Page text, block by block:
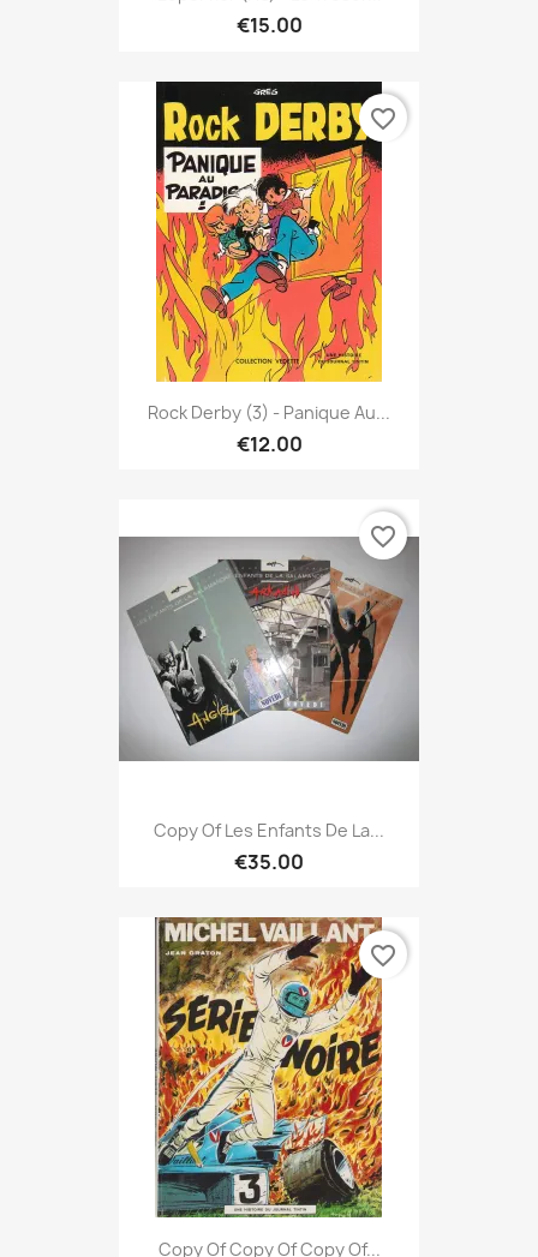
€15.00
Rock Derby (3) - Panique Au...
€12.00
favorite_border
Copy Of Les Enfants De La...
€35.00
favorite_border
Copy Of Copy Of Copy Of...
favorite_border